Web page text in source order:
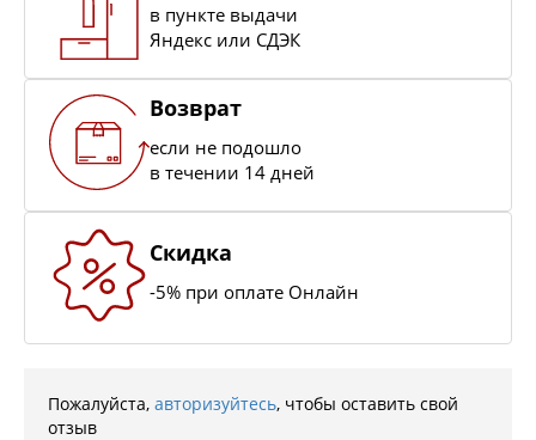
в пункте выдачи
Яндекс или СДЭК
Возврат
если не подошло
в течении 14 дней
Скидка
-5% при оплате Онлайн
Пожалуйста, авторизуйтесь, чтобы оставить свой
отзыв